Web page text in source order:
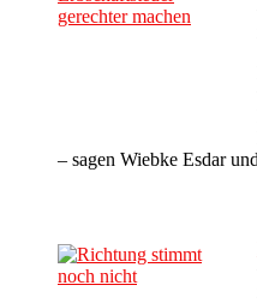
– sagen Wiebke Esdar